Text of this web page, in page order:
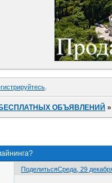
ОБЪЯВЛЕНИЙ
ПоделитьсяСреда, 29